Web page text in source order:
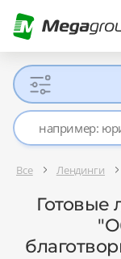
Все Лендинги
Готовые